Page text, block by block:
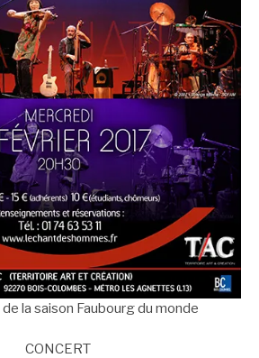
de la saison Faubourg du monde
CONCERT